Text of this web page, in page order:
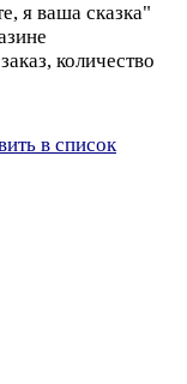
я ваша сказка"
количество
в список